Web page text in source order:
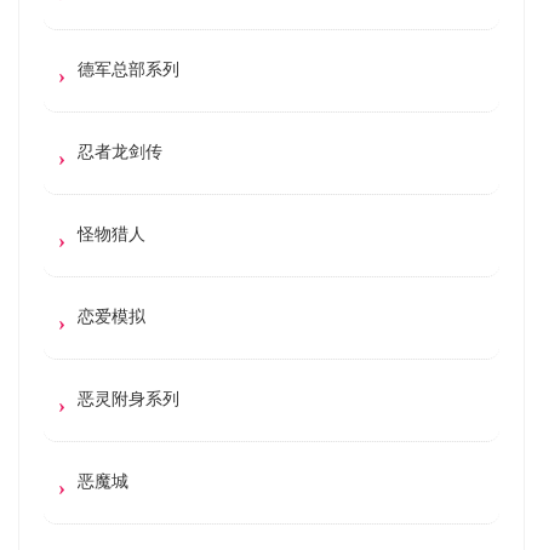
德军总部系列
忍者龙剑传
怪物猎人
恋爱模拟
恶灵附身系列
恶魔城